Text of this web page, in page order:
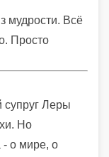
мудрости. Всё
Просто
супруг Леры
Но
- о мире, о